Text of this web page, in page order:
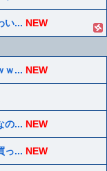
い... NEW
ｗ... NEW
の... NEW
っ... NEW